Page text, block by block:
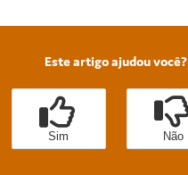
Este artigo ajudou você?
Sim Não